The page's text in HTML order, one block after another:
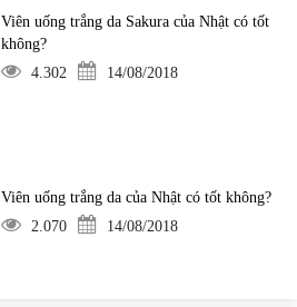
Viên uống trắng da Sakura của Nhật có tốt
không?
4.302
14/08/2018
Viên uống trắng da của Nhật có tốt không?
2.070
14/08/2018